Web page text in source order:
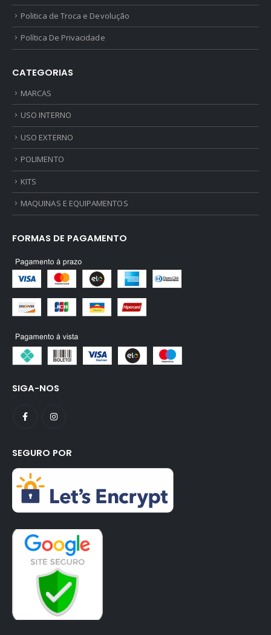
Politica de Troca e Devolução
Política De Privacidade
CATEGORIAS
MARCAS
USO INTERNO
USO EXTERNO
POLIMENTO
KITS
MAQUINAS E EQUIPAMENTOS
FORMAS DE PAGAMENTO
SIGA-NOS
SEGURO POR